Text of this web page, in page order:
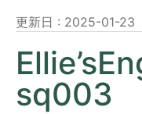
更新日 : 2025-01-23
sq003